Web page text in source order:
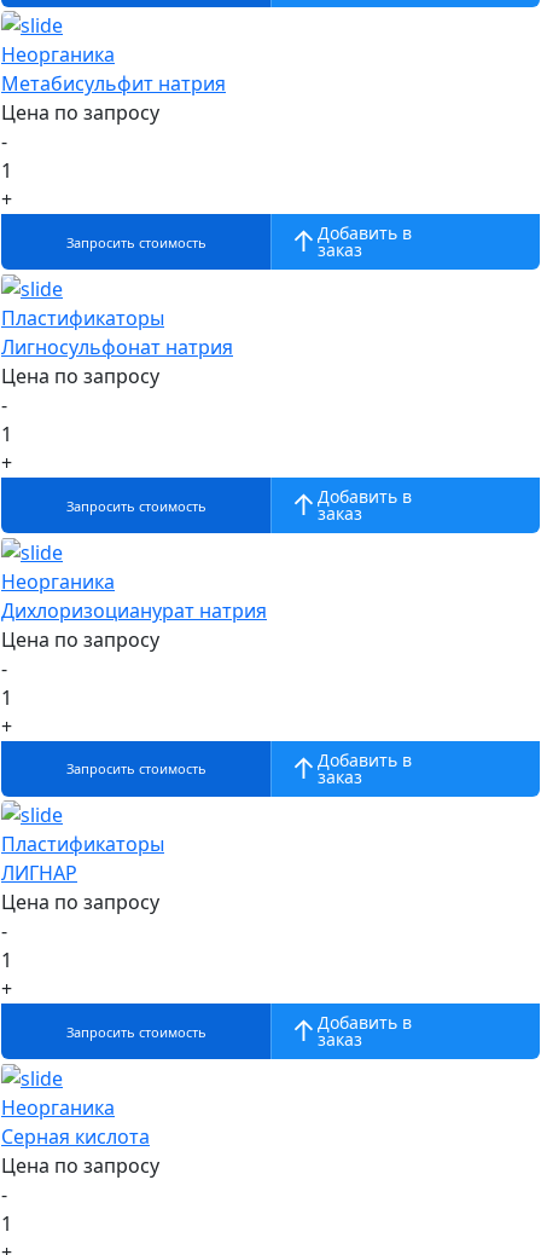
Неорганика
Метабисульфит натрия
Цена по запросу
-
1
+
Запросить стоимость Добавить в
заказ
Пластификаторы
Лигносульфонат натрия
Цена по запросу
-
1
+
Запросить стоимость Добавить в
заказ
Неорганика
Дихлоризоцианурат натрия
Цена по запросу
-
1
+
Запросить стоимость Добавить в
заказ
Пластификаторы
ЛИГНАР
Цена по запросу
-
1
+
Запросить стоимость Добавить в
заказ
Неорганика
Серная кислота
Цена по запросу
-
1